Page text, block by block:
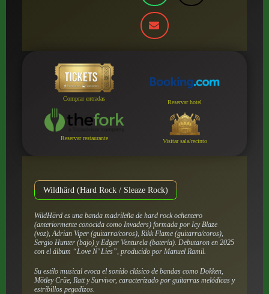
Comprar entradas
Reservar hotel
Reservar restaurante Visitar sala/recinto
Wildhärd (Hard Rock / Sleaze Rock)
WildHärd es una banda madrileña de hard rock ochentero
(anteriormente conocida como Invaders) formada por Icy Blaze
(voz), Adrian Viper (guitarra/coros), Rikk Flame (guitarra/coros),
Sergio Hunter (bajo) y Edgar Venturela (batería). Debutaron en 2025
con el álbum “Love N’ Lies”, producido por Manuel Ramil.
Su estilo musical evoca el sonido clásico de bandas como Dokken,
Mötley Crüe, Ratt y Survivor, caracterizado por guitarras melódicas y
estribillos pegadizos.